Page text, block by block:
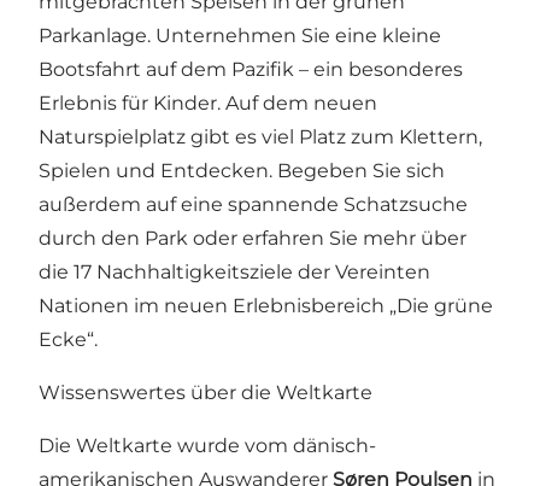
Parkanlage. Unternehmen Sie eine kleine
Bootsfahrt auf dem Pazifik – ein besonderes
Erlebnis für Kinder. Auf dem neuen
Naturspielplatz gibt es viel Platz zum Klettern,
Spielen und Entdecken. Begeben Sie sich
außerdem auf eine spannende Schatzsuche
durch den Park oder erfahren Sie mehr über
die 17 Nachhaltigkeitsziele der Vereinten
Nationen im neuen Erlebnisbereich „Die grüne
Ecke“.
Wissenswertes über die Weltkarte
Die Weltkarte wurde vom dänisch-
amerikanischen Auswanderer Søren Poulsen in